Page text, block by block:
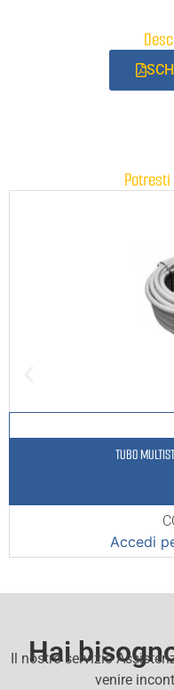
TUBO
Accedi
Hai
Il nostro servizio
venire